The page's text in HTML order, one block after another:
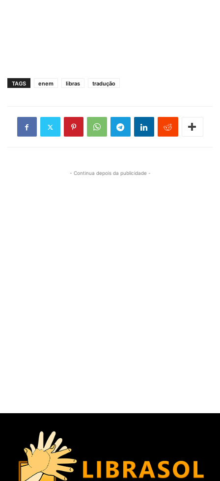
TAGS enem libras tradução
- Continua depois da publicidade -